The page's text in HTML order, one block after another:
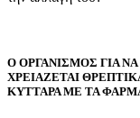
Ο ΟΡΓΑΝΙΣΜΟΣ ΓΙΑ
ΧΡΕΙΑΖΕΤΑΙ
ΚΥΤΤΑΡΑ ΜΕ ΤΑ